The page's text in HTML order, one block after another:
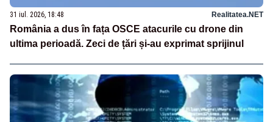
31 iul. 2026, 18:48 Realitatea.NET
România a dus în fața OSCE atacurile cu drone din
ultima perioadă. Zeci de țări și-au exprimat sprijinul